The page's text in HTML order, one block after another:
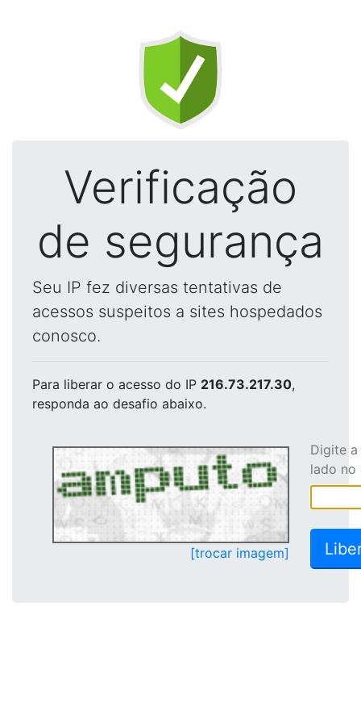
Verificação
de segurança
Seu IP fez diversas tentativas de
acessos suspeitos a sites hospedados
conosco.
Para liberar o acesso do IP 216.73.217.30,
responda ao desafio abaixo.
[trocar imagem]
Digite
lado no